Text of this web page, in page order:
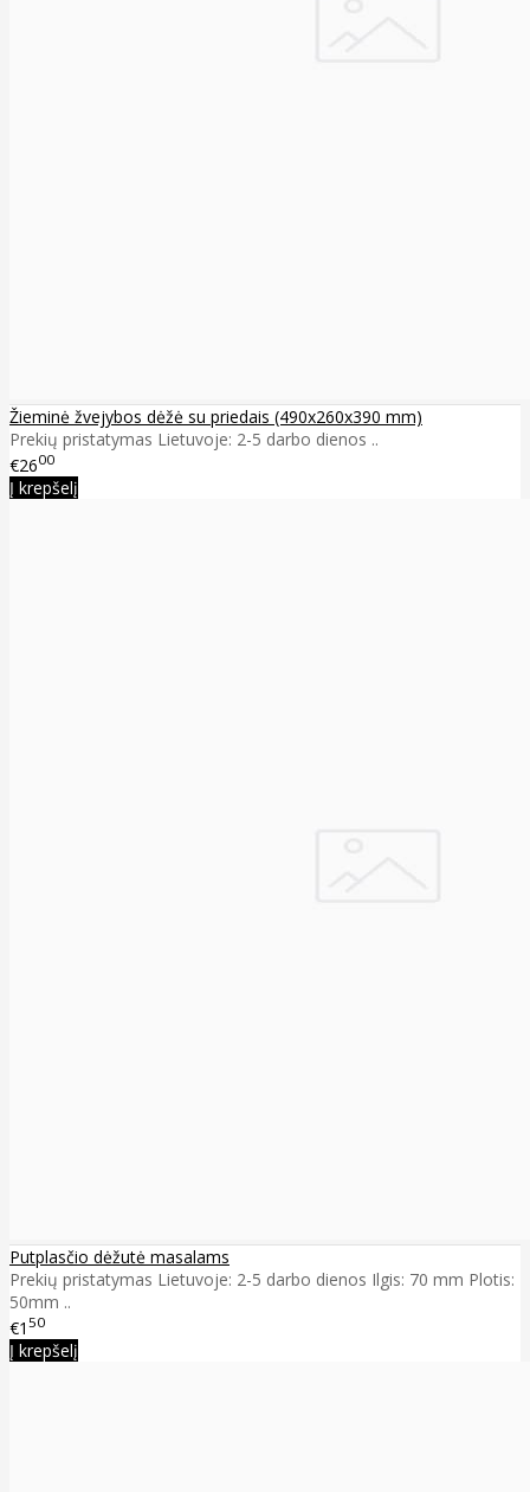
Žieminė žvejybos dėžė su priedais (490x260x390 mm)
Prekių pristatymas Lietuvoje: 2-5 darbo dienos ..
€2600
Į krepšelį
Putplasčio dėžutė masalams
Prekių pristatymas Lietuvoje: 2-5 darbo dienos Ilgis: 70 mm Plotis:
50mm ..
€1 50
Į krepšelį